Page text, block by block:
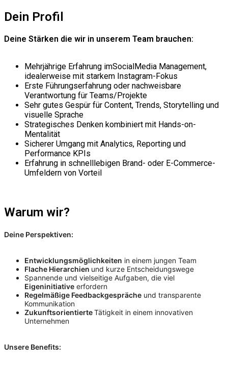
Dein Profil
Deine Stärken die wir in unserem Team brauchen:
Mehrjährige Erfahrung imSocialMedia Management,
idealerweise mit starkem Instagram-Fokus
Erste Führungserfahrung oder nachweisbare
Verantwortung für Teams/Projekte
Sehr gutes Gespür für Content, Trends, Storytelling und
visuelle Sprache
Strategisches Denken kombiniert mit Hands-on-
Mentalität
Sicherer Umgang mit Analytics, Reporting und
Performance KPIs
Erfahrung in schnelllebigen Brand- oder E-Commerce-
Umfeldern von Vorteil
Warum wir?
Deine Perspektiven:
Entwicklungsmöglichkeiten in einem jungen Team
Flache Hierarchien und kurze Entscheidungswege
Spannende und vielseitige Aufgaben, die viel
Eigeninitiative erfordern
Regelmäßige Feedbackgespräche und transparente
Kommunikation
ZukunftsorientierteTätigkeit in einem innovativen
Unternehmen
Unsere Benefits: